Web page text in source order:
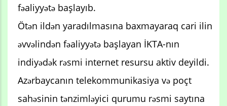
fəaliyyətə başlayıb.
Ötən ildən yaradılmasına baxmayaraq cari ilin
əvvəlindən fəaliyyətə başlayan İKTA-nın
indiyədək rəsmi internet resursu aktiv deyildi.
Azərbaycanın telekommunikasiya və poçt
sahəsinin tənzimləyici qurumu rəsmi saytına